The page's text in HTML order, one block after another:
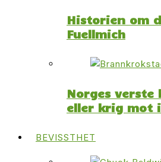
Historien om
Fuellmich
Norges verste
eller krig mot
BEVISSTHET